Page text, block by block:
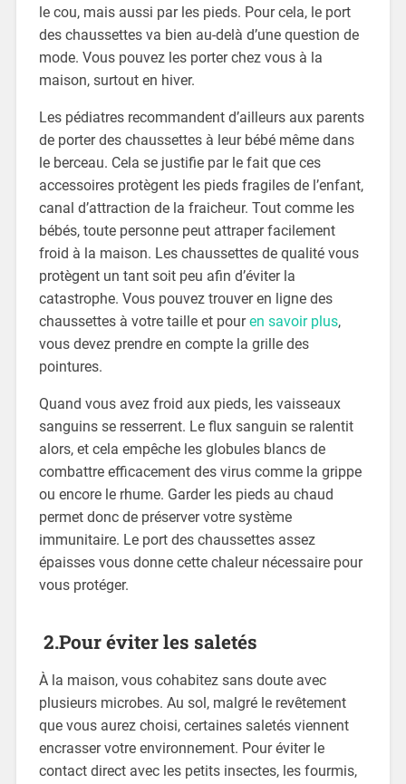
le cou, mais aussi par les pieds. Pour cela, le port
des chaussettes va bien au-delà d’une question de
mode. Vous pouvez les porter chez vous à la
maison, surtout en hiver.
Les pédiatres recommandent d’ailleurs aux parents
de porter des chaussettes à leur bébé même dans
le berceau. Cela se justifie par le fait que ces
accessoires protègent les pieds fragiles de l’enfant,
canal d’attraction de la fraicheur. Tout comme les
bébés, toute personne peut attraper facilement
froid à la maison. Les chaussettes de qualité vous
protègent un tant soit peu afin d’éviter la
catastrophe. Vous pouvez trouver en ligne des
chaussettes à votre taille et pouren savoir plus,
vous devez prendre en compte la grille des
pointures.
Quand vous avez froid aux pieds, les vaisseaux
sanguins se resserrent. Le flux sanguin se ralentit
alors, et cela empêche les globules blancs de
combattre efficacement des virus comme la grippe
ou encore le rhume. Garder les pieds au chaud
permet donc de préserver votre système
immunitaire. Le port des chaussettes assez
épaisses vous donne cette chaleur nécessaire pour
vous protéger.
2.Pour éviter les saletés
À la maison, vous cohabitez sans doute avec
plusieurs microbes. Au sol, malgré le revêtement
que vous aurez choisi, certaines saletés viennent
encrasser votre environnement. Pour éviter le
contact direct avec les petits insectes, les fourmis,